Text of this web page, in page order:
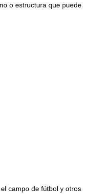
o estructura que puede
campo de fútbol y otros